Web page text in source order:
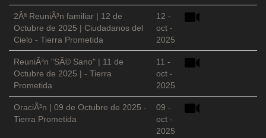
2Âª ReuniÃ³n familiar | 12 de
Octubre de 2025 | Ciudadanos del
Cielo - Tierra Prometida
12 -
oct -
2025
ReuniÃ³n "SÃ© Sano" | 11 de
Octubre de 2025 | - Tierra
Prometida
11 -
oct -
2025
OraciÃ³n | 09 de Octubre de 2025 -
Tierra Prometida
09 -
oct -
2025